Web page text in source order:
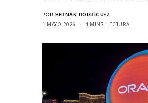
POR HERNÁN RODRÍGUEZ
1 MAYO 2026
4 MINS. LECTURA